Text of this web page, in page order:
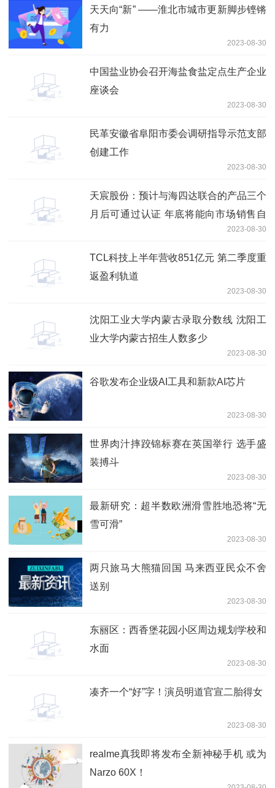
天天向“新” ——淮北市城市更新脚步铿锵
有力
2023-08-30
中国盐业协会召开海盐食盐定点生产企业
座谈会
2023-08-30
民革安徽省阜阳市委会调研指导示范支部
创建工作
2023-08-30
天宸股份：预计与海四达联合的产品三个
月后可通过认证 年底将能向市场销售自
2023-08-30
TCL科技上半年营收851亿元 第二季度重
返盈利轨道
2023-08-30
沈阳工业大学内蒙古录取分数线 沈阳工
业大学内蒙古招生人数多少
2023-08-30
谷歌发布企业级AI工具和新款AI芯片
2023-08-30
世界肉汁摔跤锦标赛在英国举行 选手盛
装搏斗
2023-08-30
最新研究：超半数欧洲滑雪胜地恐将“无
雪可滑”
2023-08-30
两只旅马大熊猫回国 马来西亚民众不舍
送别
2023-08-30
东丽区：西香堡花园小区周边规划学校和
水面
2023-08-30
凑齐一个“好”字！演员明道官宣二胎得女
2023-08-30
realme真我即将发布全新神秘手机 或为
Narzo 60X！